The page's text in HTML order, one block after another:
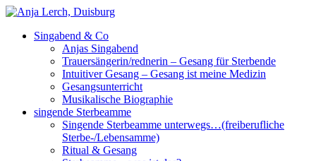
Anjas Welt
Singende Sterbeamme
Singabend & Co
Anjas Singabend
Trauersängerin/rednerin – Gesang für Sterbende
Intuitiver Gesang – Gesang ist meine Medizin
Gesangsunterricht
Musikalische Biographie
singende Sterbeamme
Singende Sterbeamme unterwegs…(freiberufliche
Sterbe-/Lebensamme)
Ritual & Gesang